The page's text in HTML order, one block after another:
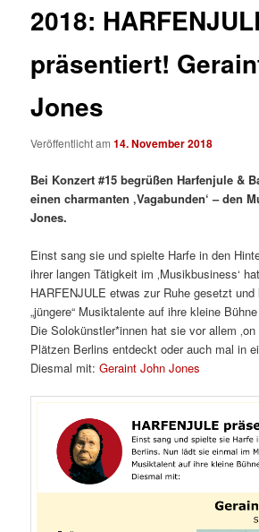
2018:
präsentiert!
Jones
Veröffentlicht am14. November 2018
Bei Konzert #15begrüßenHarfenjule &
einen charmanten ‚Vagabunden‘ – den
Jones.
Einst sang sie und spielte Harfe in den
ihrer langen Tätigkeit im ‚Musikbusiness‘
HARFENJULE etwas zur Ruhe gesetzt
„jüngere“ Musiktalente auf ihre kleine
Die Solokünstler*innen hat sie vor allem ‚on
Plätzen Berlins entdeckt oder auch mal in
Diesmal mit:Geraint John Jones